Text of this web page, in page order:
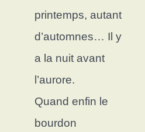
printemps, autant
d’automnes… Il y
a la nuit avant
l’aurore.
Quand enfin le
bourdon